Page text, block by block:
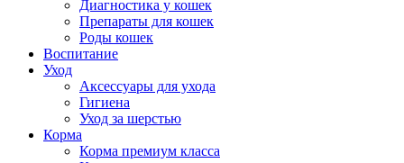
Диагностика у кошек
Препараты для кошек
Роды кошек
Воспитание
Уход
Аксессуары для ухода
Гигиена
Уход за шерстью
Корма
Корма премиум класса